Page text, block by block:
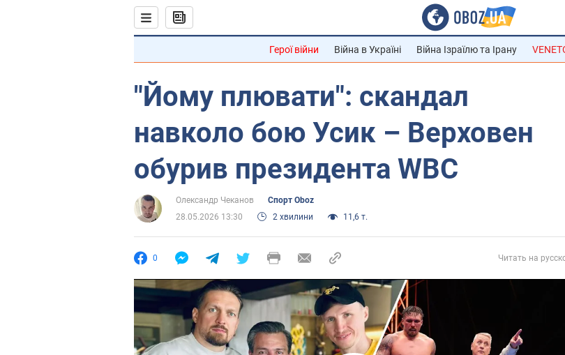
Герої війни Війна в Україні Війна Ізраїлю та Ірану
"Йому плювати": скандал
навколо бою Усик – Верховен
обурив президента WBC
Олександр Чеканов
Спорт Oboz
28.05.2026 13:30
2 хвилини 11,6 т.
0 Читать на